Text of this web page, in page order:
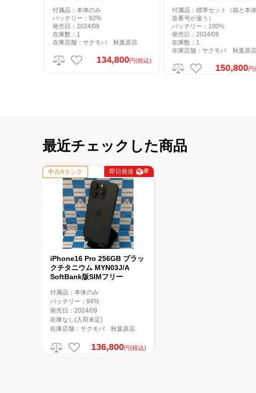
付属品：本体のみ
バッテリー：92%
発売日：2024/09
在庫数：1
在庫店舗：サクモバ 秋葉原店
134,800円(税込)
付属品：標準セット（箱と本体の製
造番号が違う）
バッテリー：100%
発売日：2024/09
在庫数：1
在庫店舗：サクモバ 秋葉原店
150,800円(税込)
最近チェックした商品
中古Aランク 即日発送
iPhone16 Pro 256GB ブラッ
クチタニウム MYN03J/A
SoftBank版SIMフリー
付属品：本体のみ
バッテリー：84%
発売日：2024/09
在庫なし(入荷未定)
在庫店舗：サクモバ 秋葉原店
136,800円(税込)